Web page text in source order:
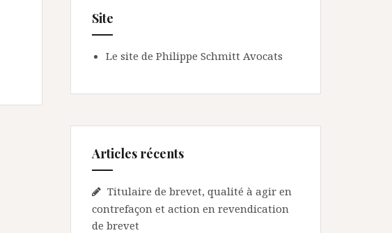
Site
Le site de Philippe Schmitt Avocats
Articles récents
Titulaire de brevet, qualité à agir en
contrefaçon et action en revendication
de brevet